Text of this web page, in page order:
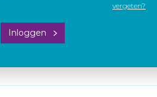
vergeten?
Inloggen